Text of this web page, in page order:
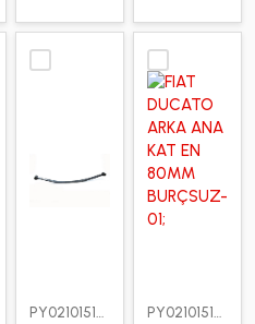
1800 KG
AMORTİSÖR
PY0210151201 PY0210151201X